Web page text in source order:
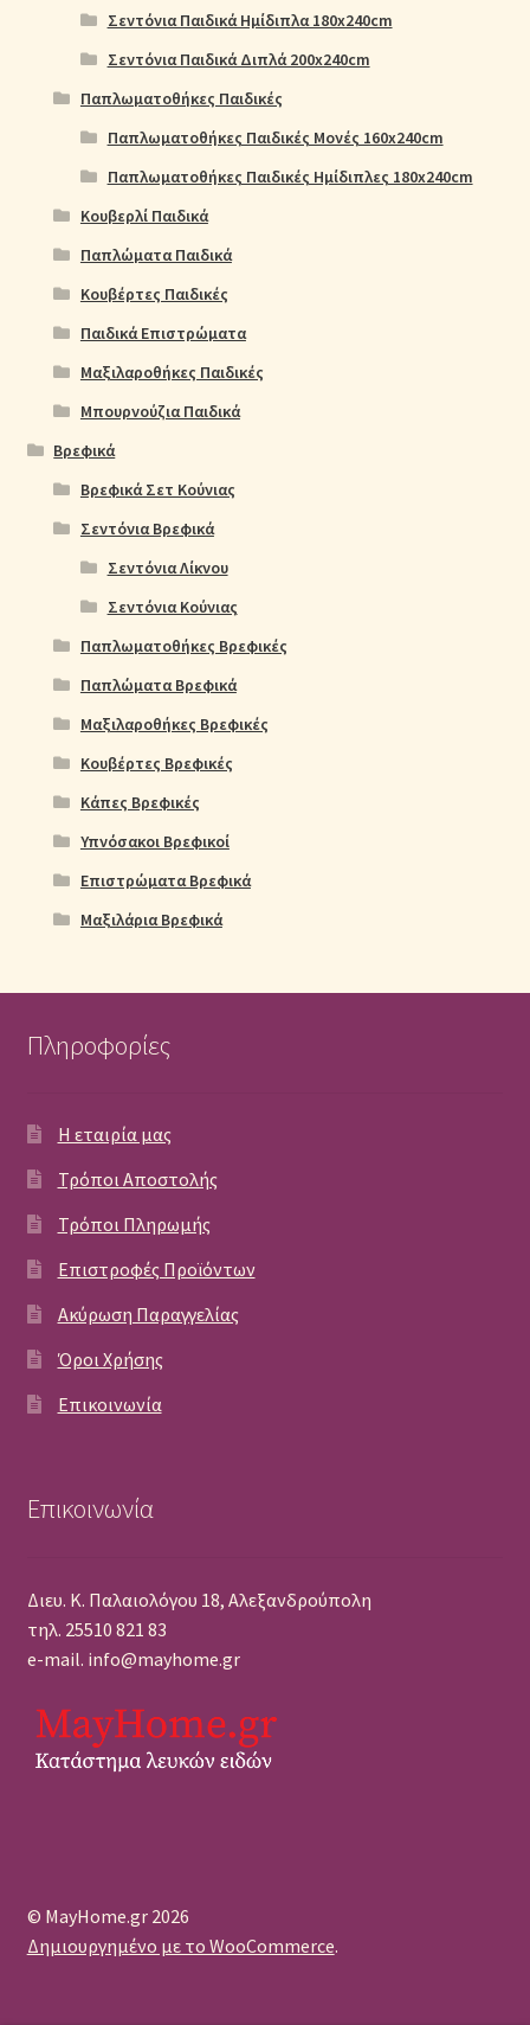
Σεντόνια Παιδικά Ημίδιπλα 180x240cm
Σεντόνια Παιδικά Διπλά 200x240cm
Παπλωματοθήκες Παιδικές
Παπλωματοθήκες Παιδικές Μονές 160x240cm
Παπλωματοθήκες Παιδικές Ημίδιπλες 180x240cm
Κουβερλί Παιδικά
Παπλώματα Παιδικά
Κουβέρτες Παιδικές
Παιδικά Επιστρώματα
Μαξιλαροθήκες Παιδικές
Μπουρνούζια Παιδικά
Βρεφικά
Βρεφικά Σετ Κούνιας
Σεντόνια Βρεφικά
Σεντόνια Λίκνου
Σεντόνια Κούνιας
Παπλωματοθήκες Βρεφικές
Παπλώματα Βρεφικά
Μαξιλαροθήκες Βρεφικές
Κουβέρτες Βρεφικές
Κάπες Βρεφικές
Υπνόσακοι Βρεφικοί
Επιστρώματα Βρεφικά
Μαξιλάρια Βρεφικά
Πληροφορίες
Η εταιρία μας
Τρόποι Αποστολής
Τρόποι Πληρωμής
Επιστροφές Προϊόντων
Ακύρωση Παραγγελίας
Όροι Χρήσης
Επικοινωνία
Επικοινωνία
Διευ. Κ. Παλαιολόγου 18, Αλεξανδρούπολη
τηλ. 25510 821 83
e-mail. info@mayhome.gr
© MayHome.gr 2026
Δημιουργημένο με το WooCommerce.